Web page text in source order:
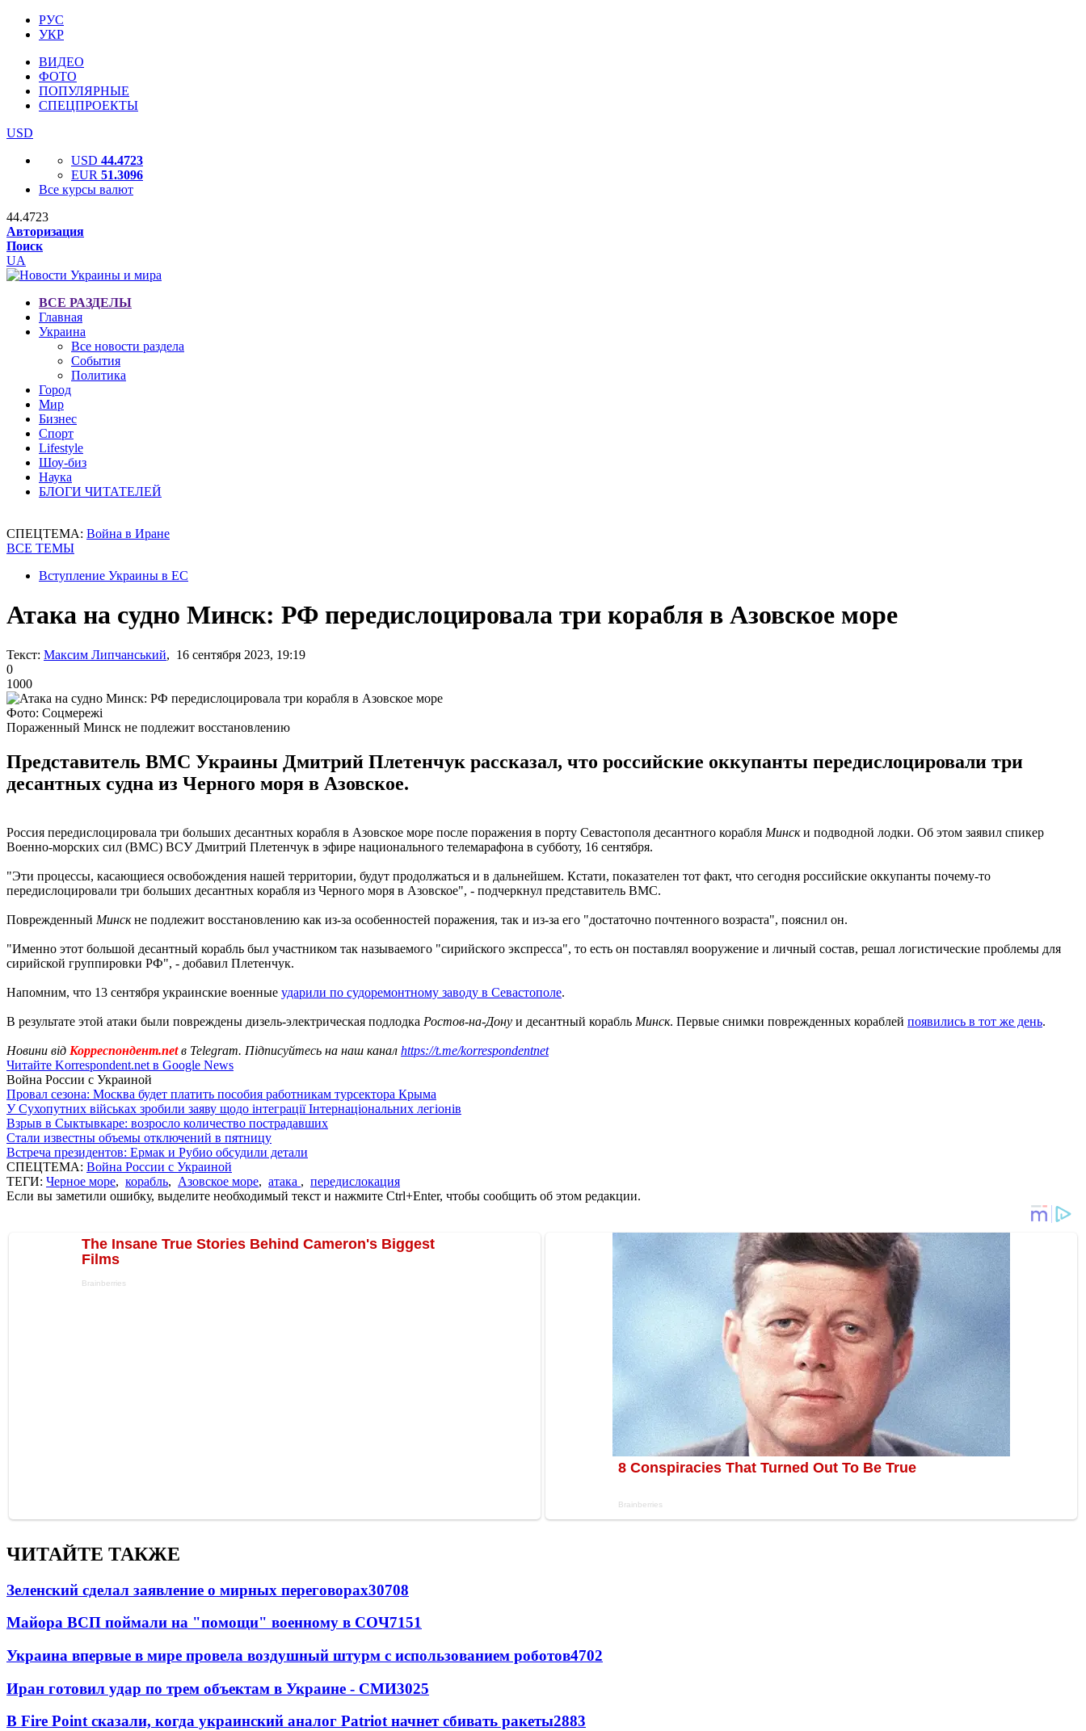
РУС
УКР
ВИДЕО
ФОТО
ПОПУЛЯРНЫЕ
СПЕЦПРОЕКТЫ
USD
USD 44.4723
EUR 51.3096
Все курсы валют
44.4723
Авторизация
Поиск
UA
ВСЕ РАЗДЕЛЫ
Главная
Украина
Все новости раздела
События
Политика
Город
Мир
Бизнес
Спорт
Lifestyle
Шоу-биз
Наука
БЛОГИ ЧИТАТЕЛЕЙ
СПЕЦТЕМА: Война в Иране
ВСЕ ТЕМЫ
Вступление Украины в ЕС
Атака на судно Минск: РФ передислоцировала три корабля в Азовское море
Текст: Максим Липчанський, 16 сентября 2023, 19:19
0
1000
Фото: Соцмережі
Пораженный Минск не подлежит восстановлению
Представитель ВМС Украины Дмитрий Плетенчук рассказал, что российские оккупанты передислоцировали три
десантных судна из Черного моря в Азовское.
Россия передислоцировала три больших десантных корабля в Азовское море после поражения в порту Севастополя десантного корабля Мински подводной лодки. Об этом заявил спикер
Военно-морских сил (ВМС) ВСУ Дмитрий Плетенчук в эфире национального телемарафона в субботу, 16 сентября.
"Эти процессы, касающиеся освобождения нашей территории, будут продолжаться и в дальнейшем. Кстати, показателен тот факт, что сегодня российские оккупанты почему-то
передислоцировали три больших десантных корабля из Черного моря в Азовское", - подчеркнул представитель ВМС.
Поврежденный Минскне подлежит восстановлению как из-за особенностей поражения, так и из-за его "достаточно почтенного возраста", пояснил он.
"Именно этот большой десантный корабль был участником так называемого "сирийского экспресса", то есть он поставлял вооружение и личный состав, решал логистические проблемы для
сирийской группировки РФ", - добавил Плетенчук.
Напомним, что 13 сентября украинские военные ударили по судоремонтному заводу в Севастополе.
В результате этой атаки были повреждены дизель-электрическая подлодка Ростов-на-Дону и десантный корабль Минск. Первые снимки поврежденных кораблей появились в тот же день.
Новини від Корреспондент.netв Telegram. Підписуйтесь на наш канал https://t.me/korrespondentnet
Читайте Korrespondent.net в Google News
Война России с Украиной
Провал сезона: Москва будет платить пособия работникам турсектора Крыма
У Сухопутних військах зробили заяву щодо інтеграції Інтернаціональних легіонів
Взрыв в Сыктывкаре: возросло количество пострадавших
Стали известны объемы отключений в пятницу
Встреча президентов: Ермак и Рубио обсудили детали
СПЕЦТЕМА: Война России с Украиной
ТЕГИ: Черное море, корабль, Азовское море, атака , передислокация
Если вы заметили ошибку, выделите необходимый текст и нажмите Ctrl+Enter, чтобы сообщить об этом редакции.
ЧИТАЙТЕ ТАКЖЕ
Зеленский сделал заявление о мирных переговорах30708
Майора ВСП поймали на "помощи" военному в СОЧ7151
Украина впервые в мире провела воздушный штурм с использованием роботов4702
Иран готовил удар по трем объектам в Украине - СМИ3025
В Fire Point сказали, когда украинский аналог Patriot начнет сбивать ракеты2883